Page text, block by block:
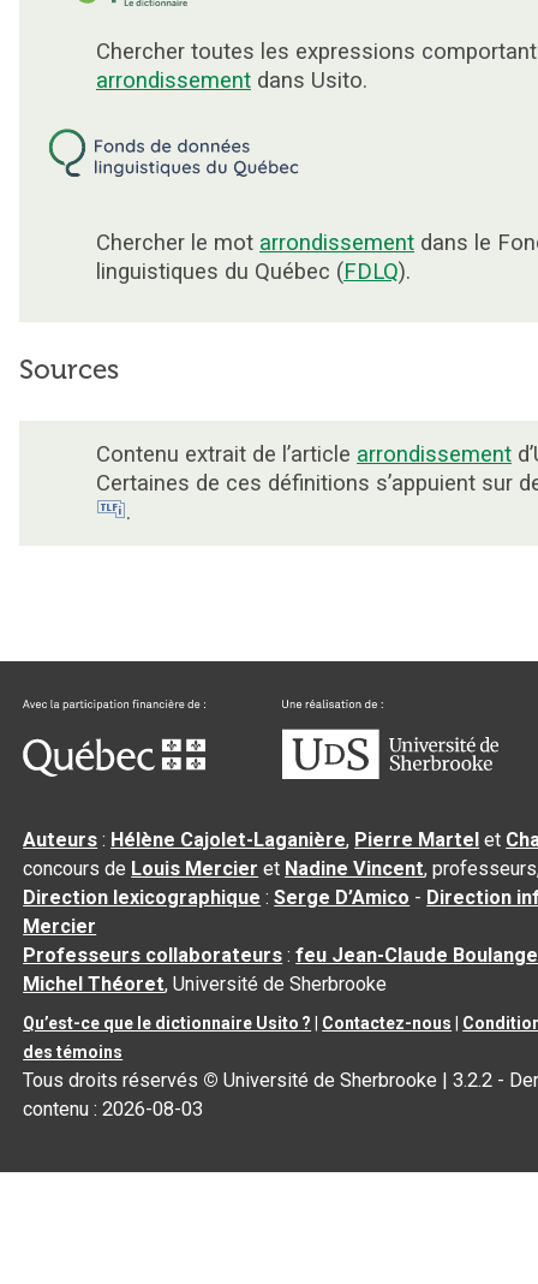
Chercher toutes les expressions
arrondissement dans Usito.
Chercher le mot arrondissement dans le
linguistiques du Québec (FDLQ).
Sources
Contenu extrait de l’article arrondissement
Certaines de ces définitions s’appuient sur
.
Auteurs : Hélène Cajolet-Laganière, Pierre Martel et
concours de Louis Mercier et Nadine Vincent,
Direction lexicographique :Serge D’Amico - Direction
Mercier
Professeurs collaborateurs :feu Jean-Claude
Michel Théoret, Université de Sherbrooke
Qu’est-ce que le dictionnaire Usito ? Contactez-nous
des témoins
Tous droits réservés © Université de Sherbrooke |3.2.2 -
contenu :2026-08-03